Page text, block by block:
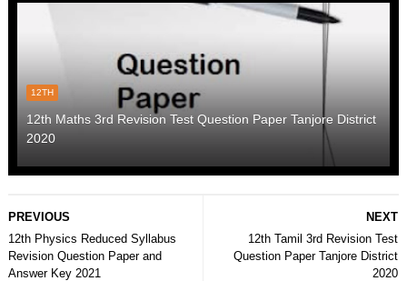
12TH
12th Maths 3rd Revision Test Question Paper Tanjore District
2020
NEXT
12th Tamil 3rd Revision Test
Question Paper Tanjore District
2020
PREVIOUS
12th Physics Reduced Syllabus
Revision Question Paper and
Answer Key 2021